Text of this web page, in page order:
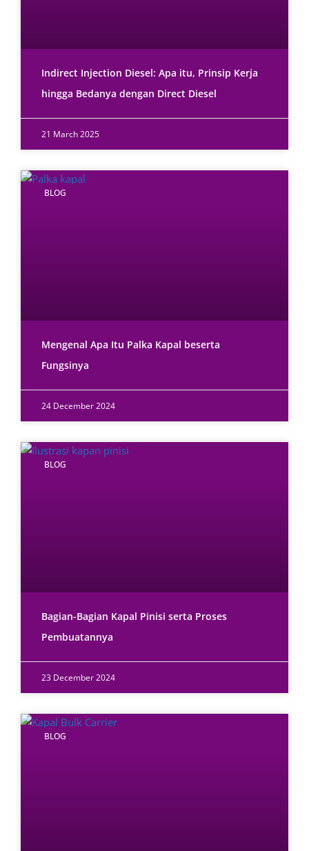
Indirect Injection Diesel: Apa itu, Prinsip Kerja
hingga Bedanya dengan Direct Diesel
21 March 2025
BLOG
Mengenal Apa Itu Palka Kapal beserta
Fungsinya
24 December 2024
BLOG
Bagian-Bagian Kapal Pinisi serta Proses
Pembuatannya
23 December 2024
BLOG